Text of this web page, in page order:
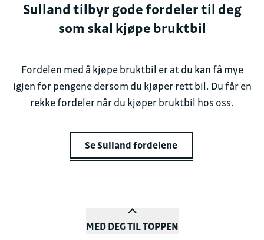
Sulland tilbyr gode fordeler til deg
som skal kjøpe bruktbil
Fordelen med å kjøpe bruktbil er at du kan få mye
igjen for pengene dersom du kjøper rett bil. Du får en
rekke fordeler når du kjøper bruktbil hos oss.
Se Sulland fordelene
MED DEG TIL TOPPEN